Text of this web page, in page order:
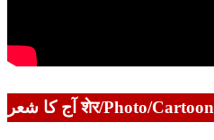
آج کا شعر शेर/Photo/Cartoon